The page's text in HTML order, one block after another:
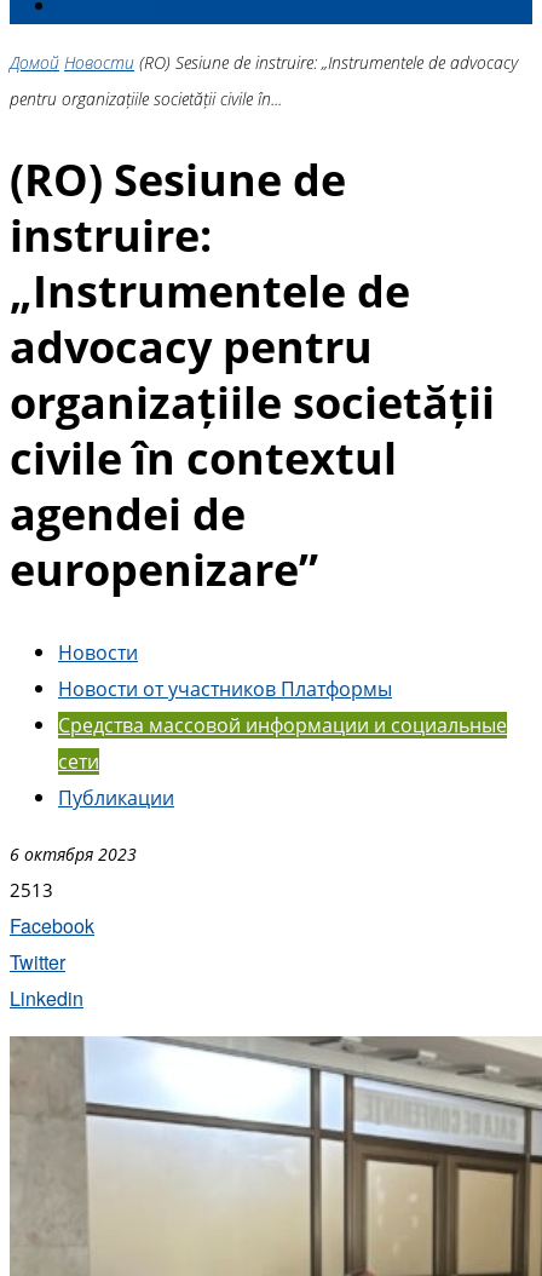
Домой Новости (RO) Sesiune de instruire: „Instrumentele de advocacy
pentru organizațiile societății civile în...
(RO) Sesiune de
instruire:
„Instrumentele de
advocacy pentru
organizațiile societății
civile în contextul
agendei de
europenizare”
Новости
Новости от участников Платформы
Средства массовой информации и социальные
сети
Публикации
6 октября 2023
2513
Facebook
Twitter
Linkedin